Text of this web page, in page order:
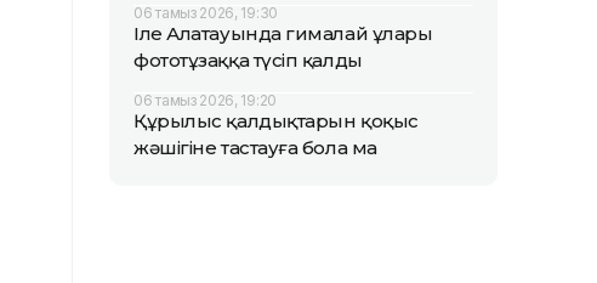
06 тамыз 2026, 19:30
Іле Алатауында гималай ұлары
фототұзаққа түсіп қалды
06 тамыз 2026, 19:20
Құрылыс қалдықтарын қоқыс
жәшігіне тастауға бола ма